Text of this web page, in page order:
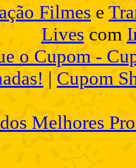
Filmes e
Lives com
o Cupom -
| Cupom
Melhores